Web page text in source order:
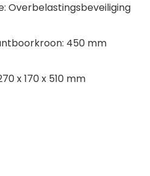
Overbelastingsbeveiliging
450 mm
x 170 x 510 mm